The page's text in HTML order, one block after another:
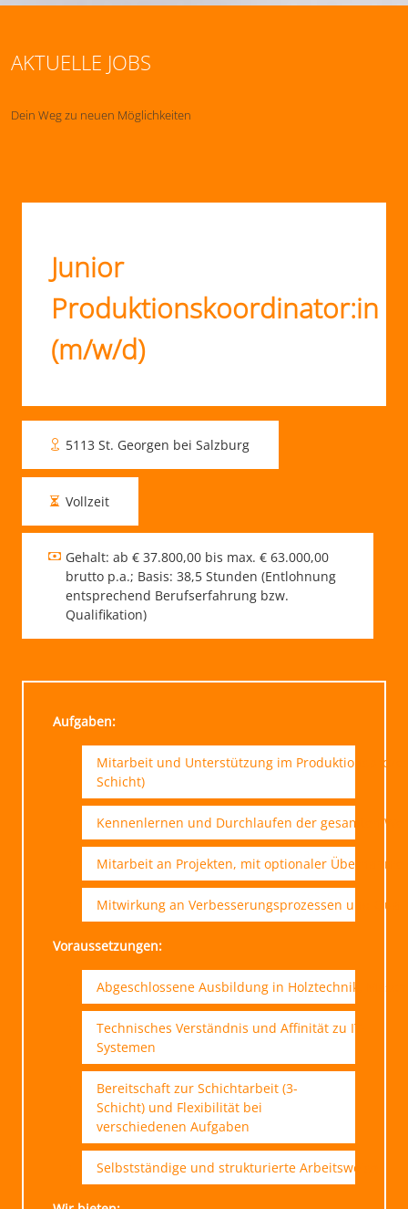
AKTUELLE JOBS
Dein Weg zu neuen Möglichkeiten
Junior
Produktionskoordinator:in
(m/w/d)
5113 St. Georgen bei Salzburg
Vollzeit
Gehalt: ab € 37.800,00 bis max. € 63.000,00
brutto p.a.; Basis: 38,5 Stunden (Entlohnung
entsprechend Berufserfahrung bzw.
Qualifikation)
Aufgaben:
Mitarbeit und Unterstützung im
Schicht)
Kennenlernen und Durchlaufen der gesamten
Mitarbeit an Projekten, mit optionaler
Mitwirkung an Verbesserungsprozessen und
Voraussetzungen:
Abgeschlossene Ausbildung in Holztechnik,
Technisches Verständnis und Affinität zu IT-
Systemen
Bereitschaft zur Schichtarbeit (3-
Schicht) und Flexibilität bei
verschiedenen Aufgaben
Selbstständige und strukturierte Arbeitsweise